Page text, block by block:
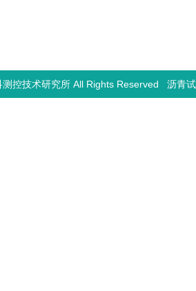
控技术研究所 All Rights Reserved 沥青